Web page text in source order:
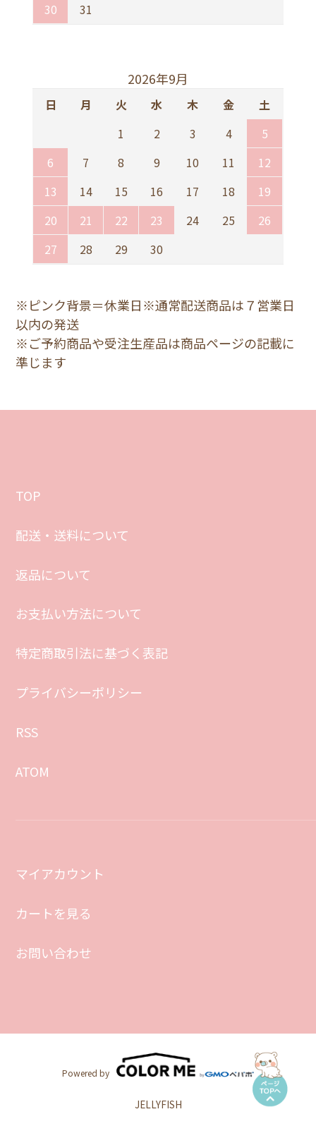
30
31
2026年9月
日 月 火 水 木 金
土
1
2 3 4
5
6
7 8 9 10 11
12
13
14 15 16 17 18
19
20
21 22 23 24 25
26
27
28 29 30
※ピンク背景＝休業日※通常配送商品は７営業日
以内の発送
※ご予約商品や受注生産品は商品ページの記載に
準じます
TOP
配送・送料について
返品について
お支払い方法について
特定商取引法に基づく表記
プライバシーポリシー
RSS
ATOM
マイアカウント
カートを見る
お問い合わせ
JELLYFISH
Powered by